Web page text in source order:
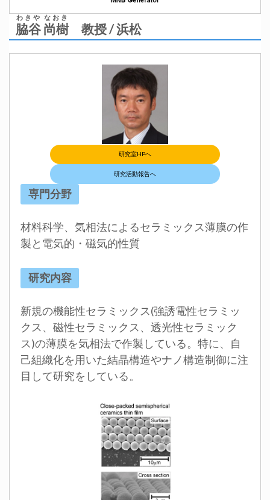
脇谷 尚樹
わきや なおき
教授 / 浜松
研究室HPへ
研究活動報告へ
専門分野
材料科学、気相法によるセラミックス薄膜の作
製と電気的・磁気的性質
研究内容
新規の機能性セラミックス(強誘電性セラミッ
クス、磁性セラミックス、透光性セラミック
ス)の薄膜を気相法で作製している。特に、自
己組織化を用いた結晶構造やナノ構造制御に注
目して研究をしている。